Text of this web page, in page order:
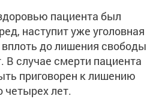
пациента был
наступит уже уголовная
до лишения свободы
В случае смерти пациента
приговорен к лишению
четырех лет.